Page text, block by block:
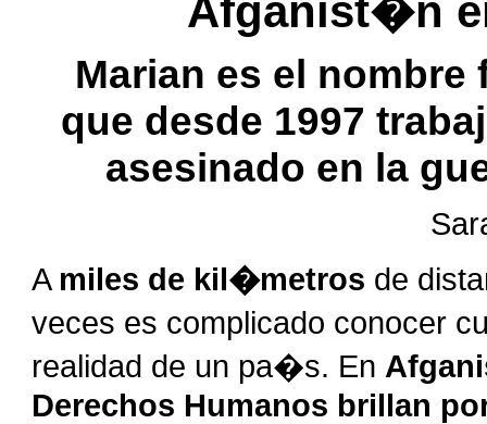
Afganist�n
Marian es el
que desde 1997
asesinado en la
A miles de kil�metros de
veces es complicado conocer
realidad de un pa�s. En
Derechos Humanos brillan